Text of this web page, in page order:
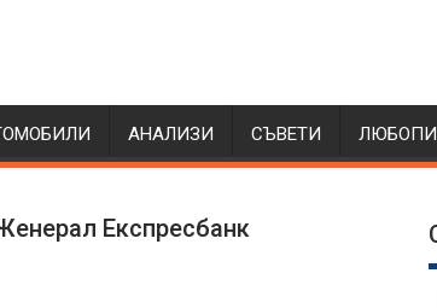
АНАЛИЗИ СЪВЕТИ
Експресбанк